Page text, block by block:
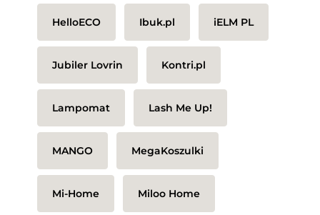
HelloECO Ibuk.pl iELM PL
Jubiler Lovrin Kontri.pl
Lampomat Lash Me Up!
MANGO MegaKoszulki
Mi-Home Miloo Home